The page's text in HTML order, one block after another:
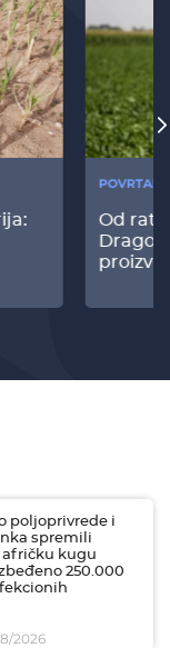
Od
poljoprivrede i
spremili
afričku kugu
250.000
2026